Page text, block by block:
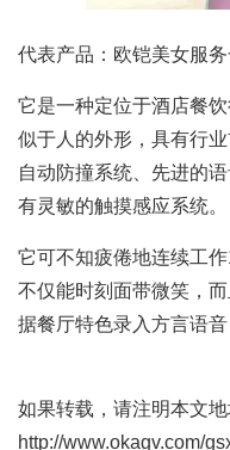
代表产品：欧铠美女服务
它是一种定位于酒店餐
似于人的外形，具有行
自动防撞系统、先进的
有灵敏的触摸感应系统。
它可不知疲倦地连续工
不仅能时刻面带微笑，
据餐厅特色录入方言语音
如果转载，请注明本文地
http://www.okagv.com/